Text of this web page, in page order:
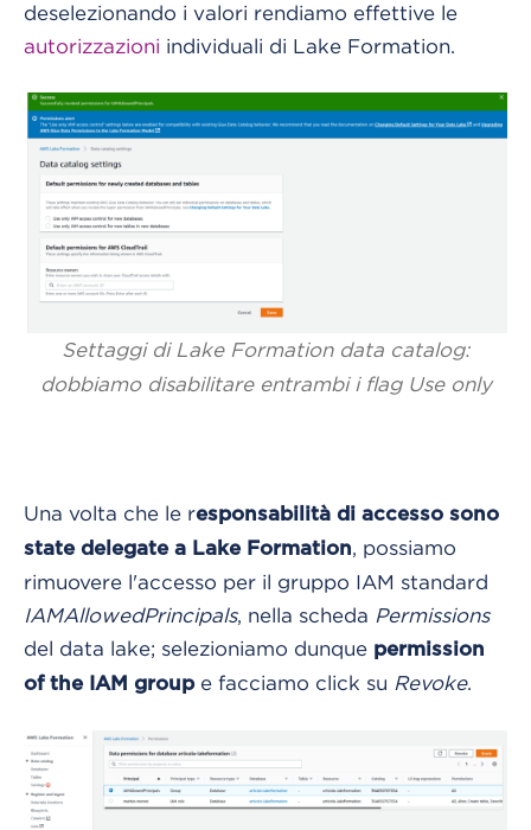
deselezionando i valori rendiamo effettive le
autorizzazioni individuali di Lake Formation.
Settaggi di Lake Formation data catalog:
dobbiamo disabilitare entrambi i flag Use only
Una volta che le responsabilità di accesso sono
state delegate a Lake Formation, possiamo
rimuovere l'accesso per il gruppo IAM standard
IAMAllowedPrincipals, nella scheda Permissions
del data lake; selezioniamo dunque permission
of the IAM groupe facciamo click su Revoke.